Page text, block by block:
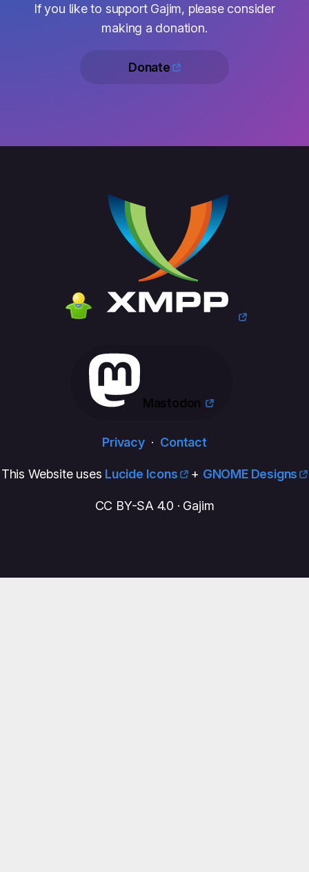
If you like to support Gajim, please consider
making a donation.
Donate
Mastodon
Privacy· Contact
This Website uses Lucide Icons + GNOME Designs
CC BY-SA 4.0 · Gajim